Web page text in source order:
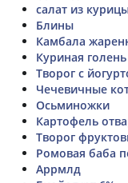
салат из
Блины
Камбала
Куриная
Творог с
Чечевичные
Осьминожки
Картофель
Творог
Ромовая баба
Аррмлд